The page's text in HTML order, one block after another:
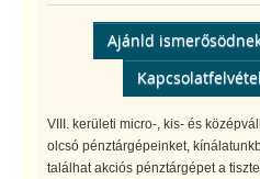
Ajánld
Kapcsolatfelvétel
VIII. kerületi micro-, kis- és
olcsó pénztárgépeinket,
találhat akciós pénztárgépet a